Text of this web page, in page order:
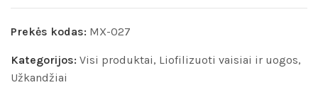
Prekės kodas: MX-027
Kategorijos: Visi produktai, Liofilizuoti vaisiai ir uogos,
Užkandžiai